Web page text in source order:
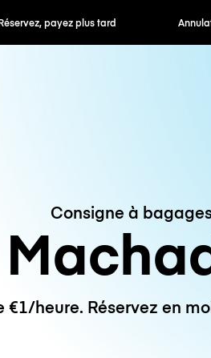
tard Annulation gratuite
Consigne à
€1/heure. Réservez en